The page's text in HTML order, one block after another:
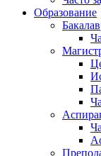
Образование